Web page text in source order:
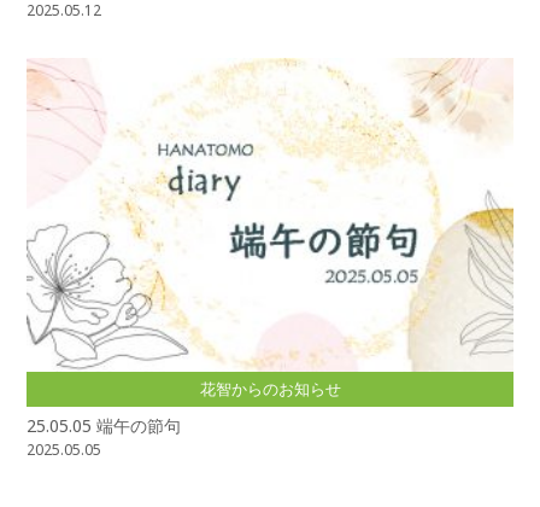
2025.05.12
花智からのお知らせ
25.05.05 端午の節句
2025.05.05